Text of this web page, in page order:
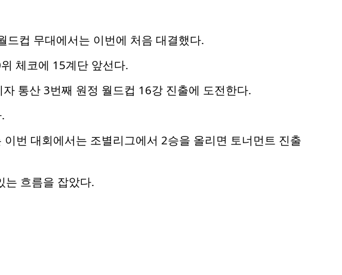
드컵 무대에서는 이번에 처음 대결했다.
체코에 15계단 앞선다.
통산 3번째 원정 월드컵 16강 진출에 도전한다.
번 대회에서는 조별리그에서 2승을 올리면 토너먼트 진출
는 흐름을 잡았다.